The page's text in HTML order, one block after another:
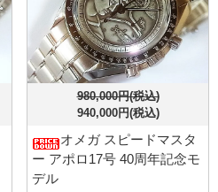
980,000円(税込)
940,000円(税込)
オメガ スピードマスタ
ー アポロ17号 40周年記念モ
デル